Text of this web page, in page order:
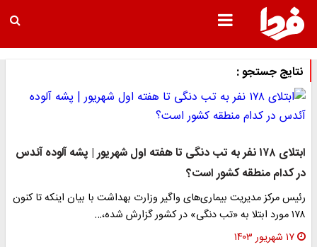
نتایج جستجو :
ابتلای ۱۷۸ نفر به تب دنگی تا هفته اول شهریور | پشه آلوده آئدس
در کدام منطقه کشور است؟
رئیس مرکز مدیریت بیماری‌های واگیر وزارت بهداشت با بیان اینکه تا کنون
۱۷۸ مورد ابتلا به «تب دنگی» در کشور گزارش شده،…
۱۷ شهریور ۱۴۰۳